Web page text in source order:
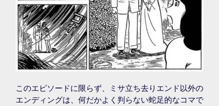
このエピソードに限らず、ミサ立ち去りエンド以外の
エンディングは、何だかよく判らない蛇足的なコマで